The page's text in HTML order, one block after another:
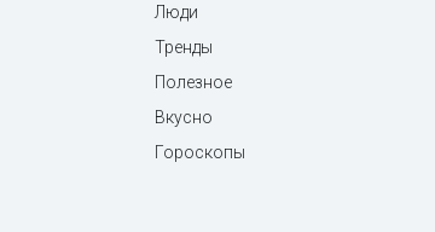
Люди
Тренды
Полезное
Вкусно
Гороскопы